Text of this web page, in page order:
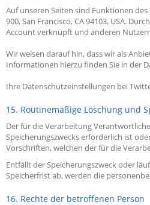
Auf unseren Seiten sind Funktionen
900, San Francisco, CA 94103, USA.
Account verknüpft und anderen
Wir weisen darauf hin, dass wir als
Informationen hierzu finden Sie in der
Ihre Datenschutzeinstellungen bei
15. Routinemäßige Löschung und
Der für die Verarbeitung
Speicherungszwecks erforderlich ist
Vorschriften, welchen der für die
Entfällt der Speicherungszweck oder
Speicherfrist ab, werden die
16. Rechte der betroffenen Person